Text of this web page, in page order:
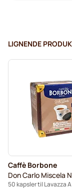
Koffeinfri kaffe til
Caffè Borbone til
Dolce Vita
Gimoka kapsler
Kapsler til
LIGNENDE
Caffè Borbone
Don Carlo Miscela
50 kapsler til Lavazza